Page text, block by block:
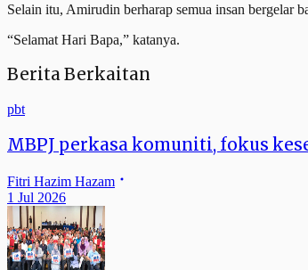
Selain itu, Amirudin berharap semua insan bergelar
“Selamat Hari Bapa,” katanya.
Berita Berkaitan
pbt
MBPJ perkasa komuniti, fokus
Fitri Hazim Hazam
1 Jul 2026